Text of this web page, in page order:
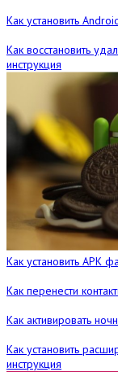
Как установить
Как восстановить
инструкция
Как установить APK
Как перенести
Как активировать
Как установить
инструкция